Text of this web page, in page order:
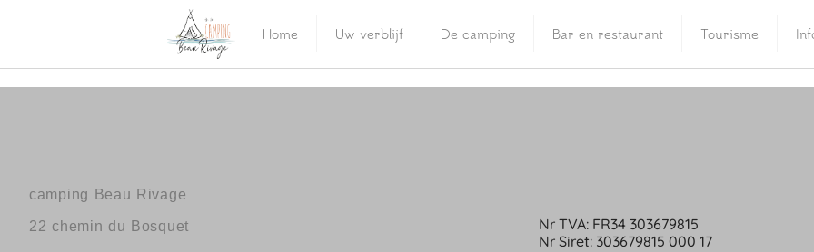
Home Uw verblijf De camping Bar en restaurant Tourisme
camping Beau Rivage
22 chemin du Bosquet
Nr TVA: FR34 303679815
Nr Siret: 303679815 000 17